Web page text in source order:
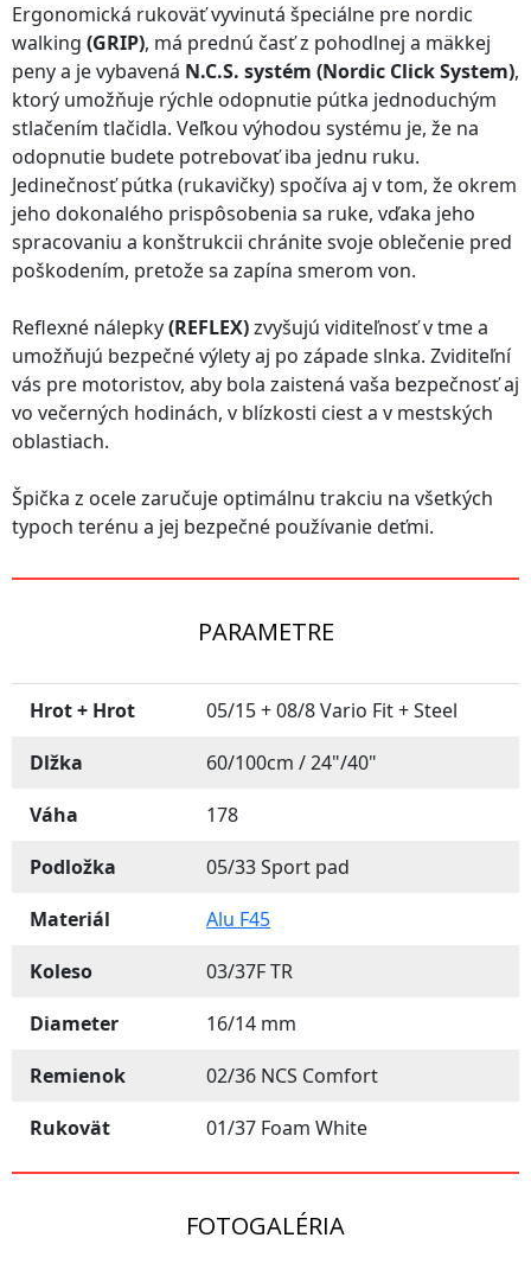
Ergonomická rukoväť vyvinutá špeciálne pre nordic
walking (GRIP), má prednú časť z pohodlnej a mäkkej
peny a je vybavená N.C.S. systém (Nordic Click System),
ktorý umožňuje rýchle odopnutie pútka jednoduchým
stlačením tlačidla. Veľkou výhodou systému je, že na
odopnutie budete potrebovať iba jednu ruku.
Jedinečnosť pútka (rukavičky) spočíva aj v tom, že okrem
jeho dokonalého prispôsobenia sa ruke, vďaka jeho
spracovaniu a konštrukcii chránite svoje oblečenie pred
poškodením, pretože sa zapína smerom von.
Reflexné nálepky(REFLEX)zvyšujú viditeľnosť v tme a
umožňujú bezpečné výlety aj po západe slnka. Zviditeľní
vás pre motoristov, aby bola zaistená vaša bezpečnosť aj
vo večerných hodinách, v blízkosti ciest a v mestských
oblastiach.
Špička z ocele zaručuje optimálnu trakciu na všetkých
typoch terénu a jej bezpečné používanie deťmi.
PARAMETRE
Hrot + Hrot
05/15 + 08/8 Vario Fit + Steel
Dlžka
60/100cm / 24"/40"
Váha
178
Podložka
05/33 Sport pad
Materiál
Alu F45
Koleso
03/37F TR
Diameter
16/14 mm
Remienok
02/36 NCS Comfort
Rukovät
01/37 Foam White
FOTOGALÉRIA